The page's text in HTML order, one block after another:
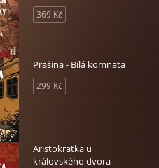
369 Kč
Prašina - Bílá komnata
299 Kč
Aristokratka u
královského dvora